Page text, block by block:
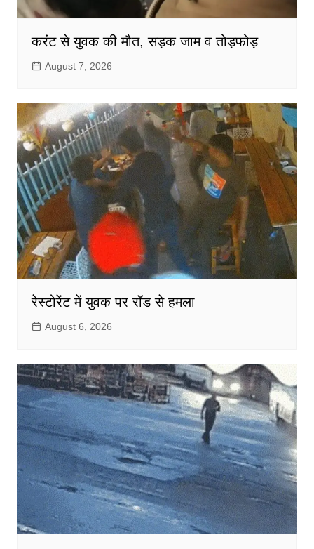
करंट से युवक की मौत, सड़क जाम व तोड़फोड़
August 7, 2026
रेस्टोरेंट में युवक पर रॉड से हमला
August 6, 2026